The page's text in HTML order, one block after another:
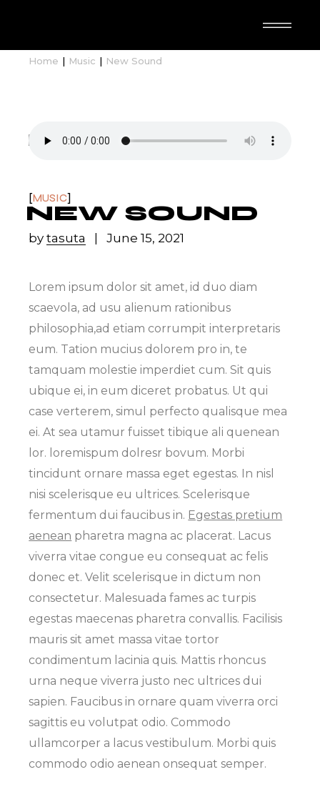
Home Music New Sound
MUSIC
NEW SOUND
bytasuta June 15, 2021
Lorem ipsum dolor sit amet, id duo diam
scaevola, ad usu alienum rationibus
philosophia,ad etiam corrumpit interpretaris
eum. Tation mucius dolorem pro in, te
tamquam molestie imperdiet cum. Sit quis
ubique ei, in eum diceret probatus. Ut qui
case verterem, simul perfecto qualisque mea
ei. At sea utamur fuisset tibique ali quenean
lor. loremispum dolresr bovum. Morbi
tincidunt ornare massa eget egestas. In nisl
nisi scelerisque eu ultrices. Scelerisque
fermentum dui faucibus in. Egestas pretium
aenean pharetra magna ac placerat. Lacus
viverra vitae congue eu consequat ac felis
donec et. Velit scelerisque in dictum non
consectetur. Malesuada fames ac turpis
egestas maecenas pharetra convallis. Facilisis
mauris sit amet massa vitae tortor
condimentum lacinia quis. Mattis rhoncus
urna neque viverra justo nec ultrices dui
sapien. Faucibus in ornare quam viverra orci
sagittis eu volutpat odio. Commodo
ullamcorper a lacus vestibulum. Morbi quis
commodo odio aenean onsequat semper.